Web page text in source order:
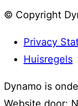
© Copyright
Privacy
Huisregels
Dynamo is
Website door: